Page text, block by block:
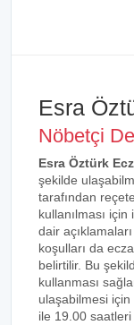
Esra
Nöbetçi
Esra Öztürk
şekilde
tarafından
kullanılması için
dair
koşulları da
belirtilir. Bu
kullanması
ulaşabilmesi
ile 19.00